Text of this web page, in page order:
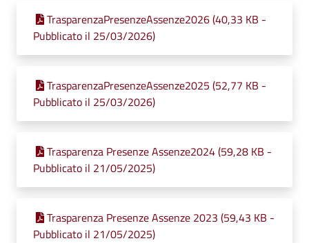
TrasparenzaPresenzeAssenze2026 (40,33 KB -
Pubblicato il 25/03/2026)
TrasparenzaPresenzeAssenze2025 (52,77 KB -
Pubblicato il 25/03/2026)
Trasparenza Presenze Assenze2024 (59,28 KB -
Pubblicato il 21/05/2025)
Trasparenza Presenze Assenze 2023 (59,43 KB -
Pubblicato il 21/05/2025)